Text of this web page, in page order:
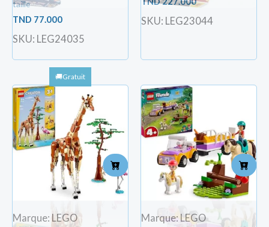
taille
TND 77.000
SKU: LEG24035
SKU: LEG23044
Marque: LEGO
Marque: LEGO